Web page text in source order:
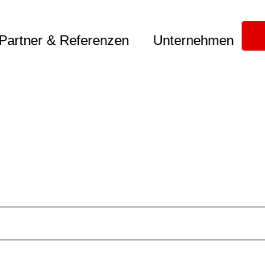
Partner & Referenzen Unternehmen